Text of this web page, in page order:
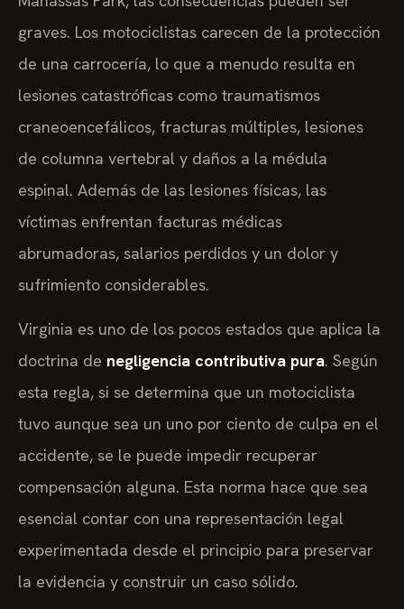
graves. Los motociclistas carecen de la protección
de una carrocería, lo que a menudo resulta en
lesiones catastróficas como traumatismos
craneoencefálicos, fracturas múltiples, lesiones
de columna vertebral y daños a la médula
espinal. Además de las lesiones físicas, las
víctimas enfrentan facturas médicas
abrumadoras, salarios perdidos y un dolor y
sufrimiento considerables.
Virginia es uno de los pocos estados que aplica la
doctrina de negligencia contributiva pura. Según
esta regla, si se determina que un motociclista
tuvo aunque sea un uno por ciento de culpa en el
accidente, se le puede impedir recuperar
compensación alguna. Esta norma hace que sea
esencial contar con una representación legal
experimentada desde el principio para preservar
la evidencia y construir un caso sólido.